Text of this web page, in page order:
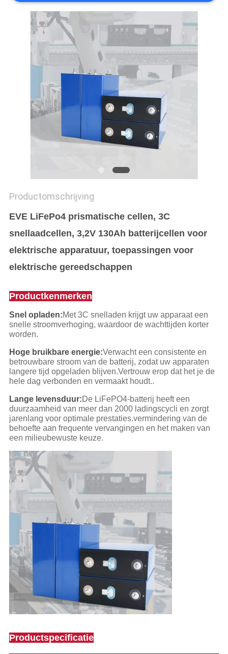
Productomschrijving
EVE LiFePo4 prismatische cellen, 3C
snellaadcellen, 3,2V 130Ah batterijcellen voor
elektrische apparatuur, toepassingen voor
elektrische gereedschappen
Productkenmerken
Snel opladen:Met 3C snelladen krijgt uw apparaat een
snelle stroomverhoging, waardoor de wachttijden korter
worden.
Hoge bruikbare energie:Verwacht een consistente en
betrouwbare stroom van de batterij, zodat uw apparaten
langere tijd opgeladen blijven.Vertrouw erop dat het je de
hele dag verbonden en vermaakt houdt..
Lange levensduur:De LiFePO4-batterij heeft een
duurzaamheid van meer dan 2000 ladingscycli en zorgt
jarenlang voor optimale prestaties.vermindering van de
behoefte aan frequente vervangingen en het maken van
een milieubewuste keuze.
Productspecificatie